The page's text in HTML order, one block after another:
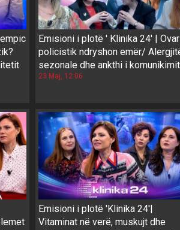
Emisioni i plotë ' Klinika 24' |
policistik ndryshon emër/
sezonale dhe ankthi i komunikimit
23 Maj, 12:06
Emisioni i plotë 'Klinika 24'|
Vitaminat në verë, muskujt dhe